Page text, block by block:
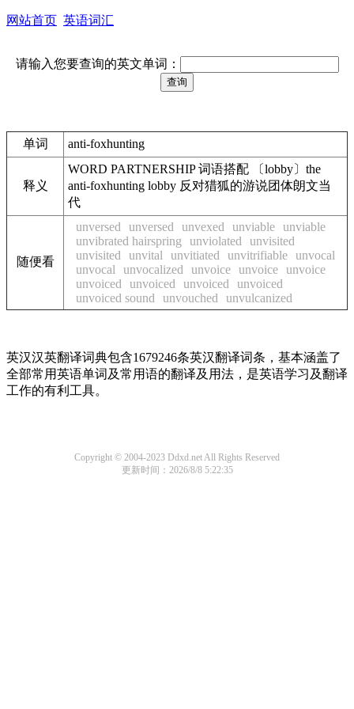
网站首页 英语词汇
请输入您要查询的英文单词：
单词 anti-foxhunting
释义
WORD PARTNERSHIP 词语搭配 〔lobby〕the
anti-foxhunting lobby 反对猎狐的游说团体朗文当
代
随便看
unversed unversed unvexed unviable unviable
unvibrated hairspring
unviolated
unvisited
unvisited
unvital unvitiated unvitrifiable unvocal
unvocal
unvocalized unvoice unvoice unvoice
unvoiced
unvoiced unvoiced
unvoiced
unvoiced sound
unvouched unvulcanized
英汉汉英翻译词典包含1679246条英汉翻译词条，基本涵盖了
全部常用英语单词及常用语的翻译及用法，是英语学习及翻译
工作的有利工具。
Copyright © 2004-2023 Ddxd.net All Rights Reserved
更新时间：2026/8/8 5:22:35